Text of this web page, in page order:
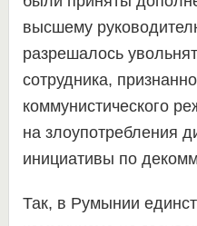
высшему
разрешалось
сотрудника,
коммунистического
на злоупотребления
инициативы по
Так, в Румынии